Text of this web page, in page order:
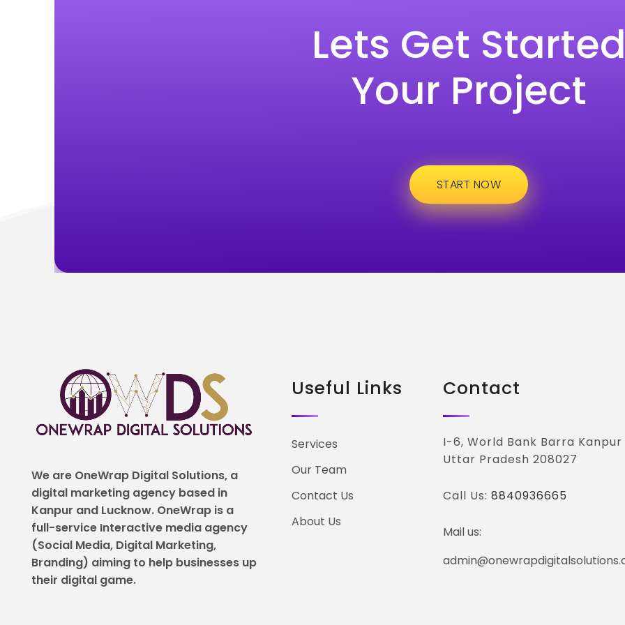
Lets Get
Your Project
START NOW
We are OneWrap Digital Solutions, a
digital marketing agency based in
Kanpur and Lucknow. OneWrap is a
full-service Interactive media agency
(Social Media, Digital Marketing,
Branding) aiming to help businesses up
their digital game.
Useful Links
Services
Our Team
Contact Us
About Us
Contact
I-6, World Bank Barra
Uttar Pradesh 208027
Call Us: 8840936665
Mail us: